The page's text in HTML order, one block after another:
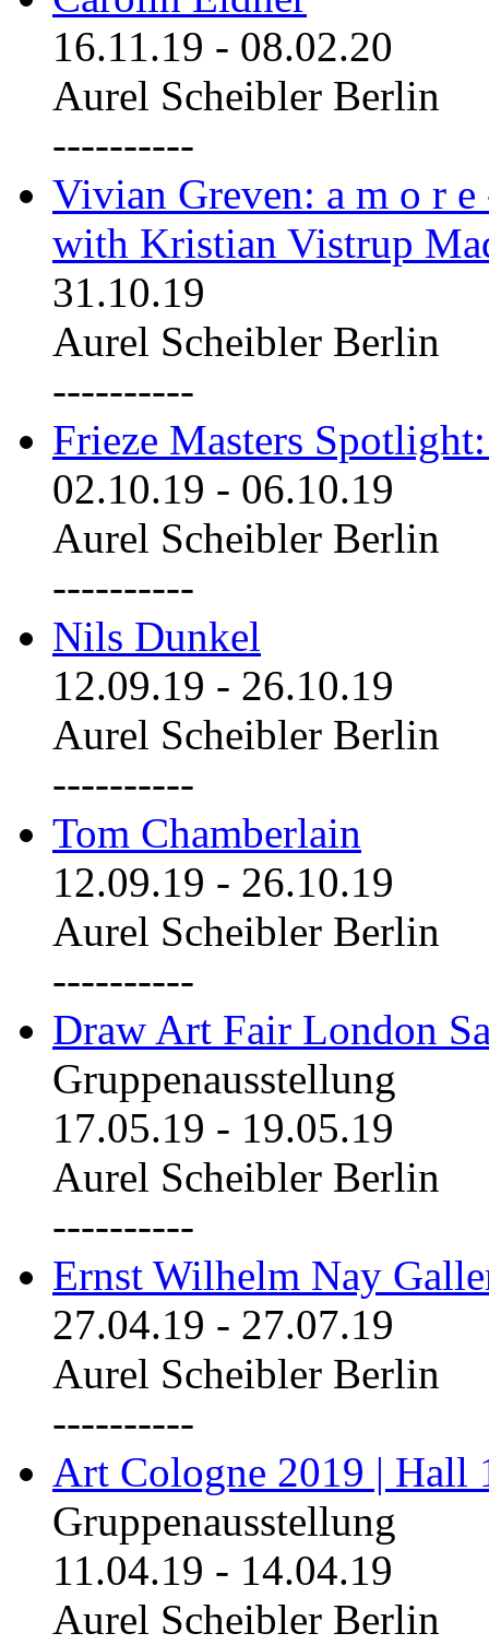
16.11.19 - 08.02.20
Aurel Scheibler Berlin
----------
Vivian Greven: a m o r
with Kristian Vistrup
31.10.19
Aurel Scheibler Berlin
----------
Frieze Masters
02.10.19 - 06.10.19
Aurel Scheibler Berlin
----------
Nils Dunkel
12.09.19 - 26.10.19
Aurel Scheibler Berlin
----------
Tom Chamberlain
12.09.19 - 26.10.19
Aurel Scheibler Berlin
----------
Draw Art Fair London
Gruppenausstellung
17.05.19 - 19.05.19
Aurel Scheibler Berlin
----------
Ernst Wilhelm Nay
27.04.19 - 27.07.19
Aurel Scheibler Berlin
----------
Art Cologne 2019 | Hall
Gruppenausstellung
11.04.19 - 14.04.19
Aurel Scheibler Berlin